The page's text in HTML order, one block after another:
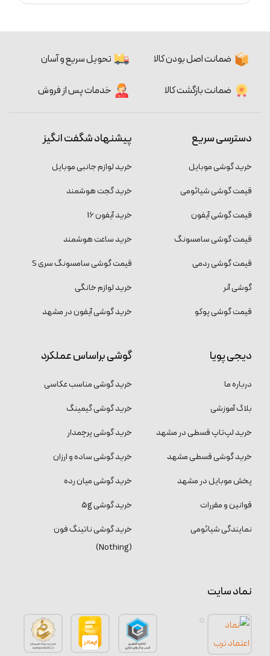
ضمانت اصل بودن کالا تحویل سریع و آسان
ضمانت بازگشت کالا خدمات پس از فروش
دسترسی سریع
خرید گوشی موبایل
قیمت گوشی شیائومی
قیمت گوشی آیفون
قیمت گوشی سامسونگ
قیمت گوشی ردمی
گوشی آنر
قیمت گوشی پوکو
پیشنهاد شگفت انگیز
خرید لوازم جانبی موبایل
خرید گجت هوشمند
خرید آیفون 16
خرید ساعت هوشمند
قیمت گوشی سامسونگ سری S
خرید لوازم خانگی
خرید گوشی آیفون در مشهد
دیجی پویا
درباره ما
بلاگ آموزشی
خرید لپ‌تاپ قسطی در مشهد
خرید گوشی قسطی مشهد
پخش موبایل در مشهد
قوانین و مقررات
نمایندگی شیائومی
گوشی براساس عملکرد
خرید گوشی مناسب عکاسی
خرید گوشی گیمینگ
خرید گوشی پرچمدار
خرید گوشی ساده و ارزان
خرید گوشی میان رده
خرید گوشی 5g
خرید گوشی ناتینگ فون
(Nothing)
نماد سایت